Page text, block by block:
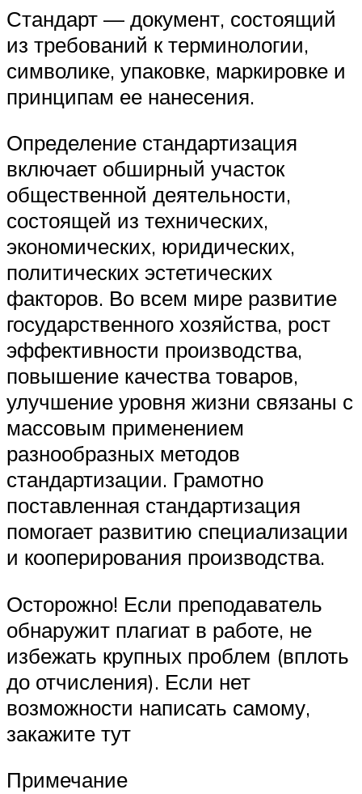
Стандарт — документ, состоящий
из требований к терминологии,
символике, упаковке, маркировке и
принципам ее нанесения.
Определение стандартизация
включает обширный участок
общественной деятельности,
состоящей из технических,
экономических, юридических,
политических эстетических
факторов. Во всем мире развитие
государственного хозяйства, рост
эффективности производства,
повышение качества товаров,
улучшение уровня жизни связаны с
массовым применением
разнообразных методов
стандартизации. Грамотно
поставленная стандартизация
помогает развитию специализации
и кооперирования производства.
Осторожно! Если преподаватель
обнаружит плагиат в работе, не
избежать крупных проблем (вплоть
до отчисления). Если нет
возможности написать самому,
закажите тут
Примечание